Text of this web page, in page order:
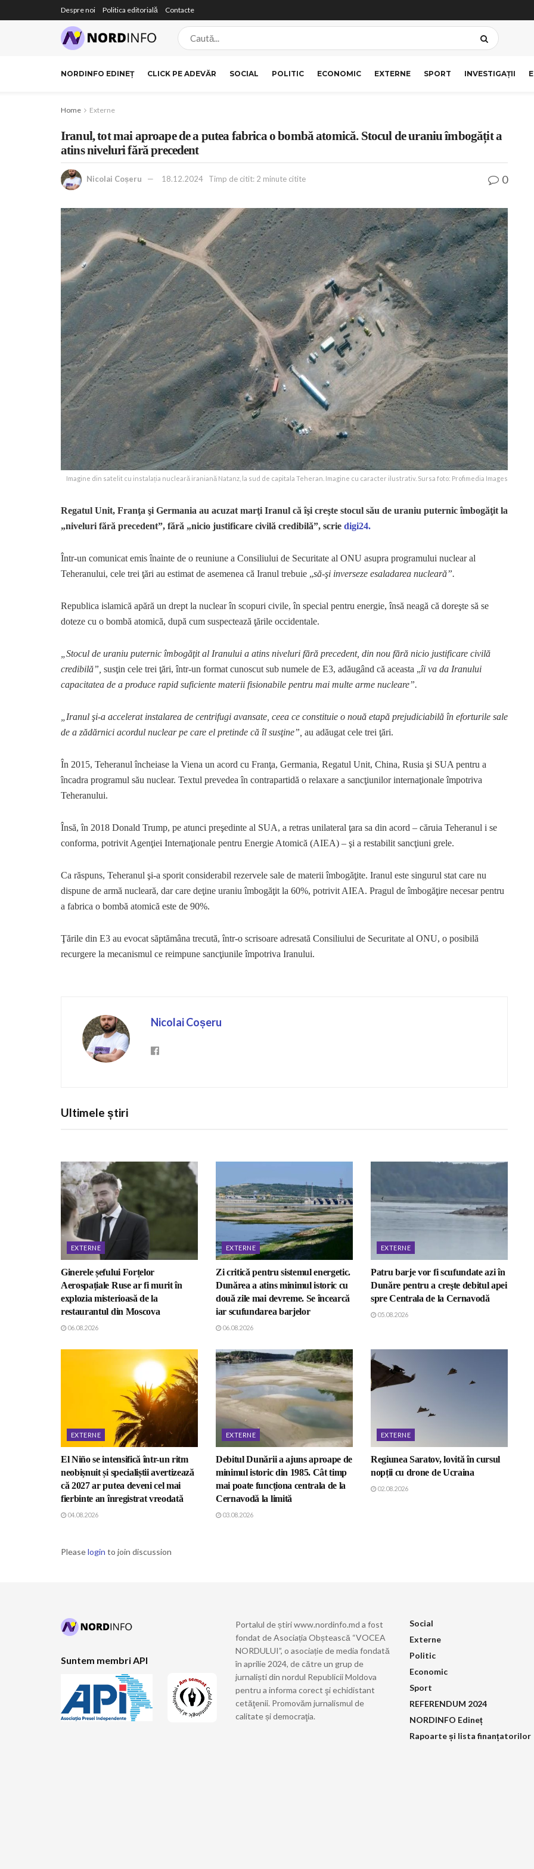
Despre noi Politica editorială Contacte
NORDINFO EDINEȚ CLICK PE ADEVĂR SOCIAL POLITIC ECONOMIC EXTERNE SPORT INVESTIGAȚII
Home Externe
Iranul, tot mai aproape de a putea fabrica o bombă atomică. Stocul de uraniu îmbogățit a
atins niveluri fără precedent
Nicolai Coșeru 18.12.2024 Timp de citit: 2 minute citite 0
Imagine din satelit cu instalația nucleară iraniană Natanz, la sud de capitala Teheran. Imagine cu caracter ilustrativ. Sursa foto: Profimedia Images
Regatul Unit, Franţa şi Germania au acuzat marţi Iranul că îşi creşte stocul său de uraniu puternic îmbogăţit la
„niveluri fără precedent”, fără „nicio justificare civilă credibilă”, scrie digi24.
Într-un comunicat emis înainte de o reuniune a Consiliului de Securitate al ONU asupra programului nuclear al
Teheranului, cele trei ţări au estimat de asemenea că Iranul trebuie „să-şi inverseze esaladarea nucleară”.
Republica islamică apără un drept la nuclear în scopuri civile, în special pentru energie, însă neagă că doreşte să se
doteze cu o bombă atomică, după cum suspectează ţările occidentale.
„Stocul de uraniu puternic îmbogăţit al Iranului a atins niveluri fără precedent, din nou fără nicio justificare civilă
credibilă”, susţin cele trei ţări, într-un format cunoscut sub numele de E3, adăugând că aceasta „îi va da Iranului
capacitatea de a produce rapid suficiente materii fisionabile pentru mai multe arme nucleare”.
„Iranul şi-a accelerat instalarea de centrifugi avansate, ceea ce constituie o nouă etapă prejudiciabilă în eforturile sale
de a zădărnici acordul nuclear pe care el pretinde că îl susţine”, au adăugat cele trei ţări.
În 2015, Teheranul încheiase la Viena un acord cu Franţa, Germania, Regatul Unit, China, Rusia şi SUA pentru a
încadra programul său nuclear. Textul prevedea în contrapartidă o relaxare a sancţiunilor internaţionale împotriva
Teheranului.
Însă, în 2018 Donald Trump, pe atunci preşedinte al SUA, a retras unilateral ţara sa din acord – căruia Teheranul i se
conforma, potrivit Agenţiei Internaţionale pentru Energie Atomică (AIEA) – şi a restabilit sancţiuni grele.
Ca răspuns, Teheranul şi-a sporit considerabil rezervele sale de materii îmbogăţite. Iranul este singurul stat care nu
dispune de armă nucleară, dar care deţine uraniu îmbogăţit la 60%, potrivit AIEA. Pragul de îmbogăţire necesar pentru
a fabrica o bombă atomică este de 90%.
Ţările din E3 au evocat săptămâna trecută, într-o scrisoare adresată Consiliului de Securitate al ONU, o posibilă
recurgere la mecanismul ce reimpune sancţiunile împotriva Iranului.
Nicolai Coșeru
Ultimele știri
EXTERNE
Ginerele șefului Forțelor
Aerospațiale Ruse ar fi murit în
explozia misterioasă de la
restaurantul din Moscova
06.08.2026
EXTERNE
Zi critică pentru sistemul energetic.
Dunărea a atins minimul istoric cu
două zile mai devreme. Se încearcă
iar scufundarea barjelor
06.08.2026
EXTERNE
Patru barje vor fi scufundate azi în
Dunăre pentru a creşte debitul apei
spre Centrala de la Cernavodă
05.08.2026
EXTERNE
El Niño se intensifică într-un ritm
neobișnuit și specialiștii avertizează
că 2027 ar putea deveni cel mai
fierbinte an înregistrat vreodată
04.08.2026
EXTERNE
Debitul Dunării a ajuns aproape de
minimul istoric din 1985. Cât timp
mai poate funcționa centrala de la
Cernavodă la limită
03.08.2026
EXTERNE
Regiunea Saratov, lovită în cursul
nopții cu drone de Ucraina
02.08.2026
Pleaselogin to join discussion
Suntem membri API
Portalul de știri www.nordinfo.md a fost
fondat de Asociația Obștească “VOCEA
NORDULUI”, o asociație de media fondată
în aprilie 2024, de către un grup de
jurnaliști din nordul Republicii Moldova
pentru a informa corect şi echidistant
cetăţenii. Promovăm jurnalismul de
calitate și democraţia.
Social
Externe
Politic
Economic
Sport
REFERENDUM 2024
NORDINFO Edineț
Rapoarte și lista finanțatorilor